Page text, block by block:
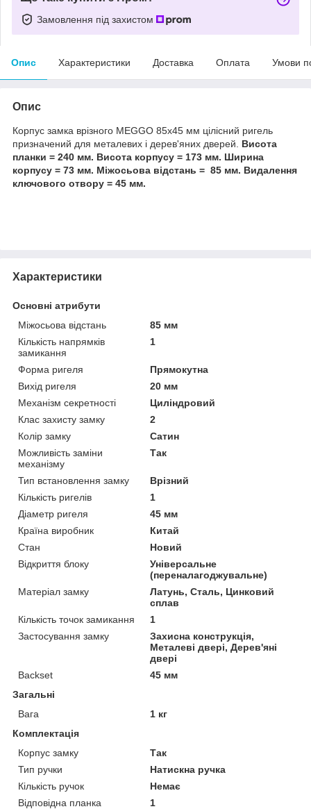
Замовлення під захистом
Опис Характеристики Доставка Оплата Умови
Опис
Корпус замка врізного MEGGO 85х45 мм цілісний ригель
призначений для металевих і дерев'яних дверей. Висота
планки = 240 мм. Висота корпусу = 173 мм. Ширина
корпусу = 73 мм. Міжосьова відстань = 85 мм. Видалення
ключового отвору = 45 мм.
Характеристики
Основні атрибути
Міжосьова відстань
85 мм
Кількість напрямків
замикання
1
Форма ригеля
Прямокутна
Вихід ригеля
20 мм
Механізм секретності
Циліндровий
Клас захисту замку
2
Колір замку
Сатин
Можливість заміни
механізму
Так
Тип встановлення замку
Врізний
Кількість ригелів
1
Діаметр ригеля
45 мм
Країна виробник
Китай
Стан
Новий
Відкриття блоку
Універсальне
(переналагоджувальне)
Матеріал замку
Латунь, Сталь, Цинковий
сплав
Кількість точок замикання
1
Застосування замку
Захисна конструкція,
Металеві двері, Дерев'яні
двері
Backset
45 мм
Загальні
Вага
1 кг
Комплектація
Корпус замку
Так
Тип ручки
Натискна ручка
Кількість ручок
Немає
Відповідна планка
1